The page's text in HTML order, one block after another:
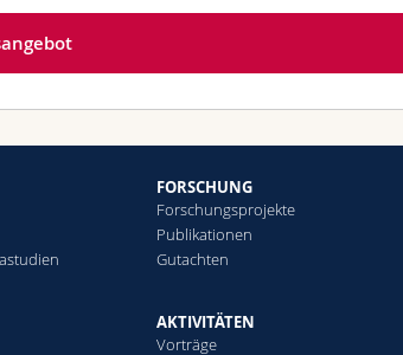
FORSCHUNG
Forschungsprojekte
Publikationen
Gutachten
AKTIVITÄTEN
Vorträge